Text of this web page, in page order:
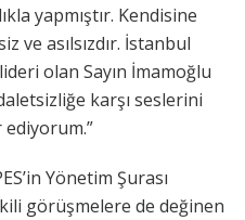
yapmıştır. Kendisine
ve asılsızdır. İstanbul
olan Sayın İmamoğlu
karşı seslerini
Yönetim Şurası
görüşmelere de değinen